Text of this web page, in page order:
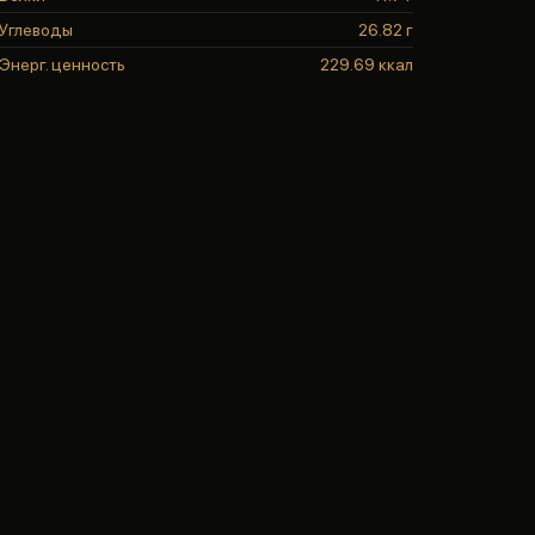
Углеводы
26.82 г
Энерг. ценность
229.69 ккал